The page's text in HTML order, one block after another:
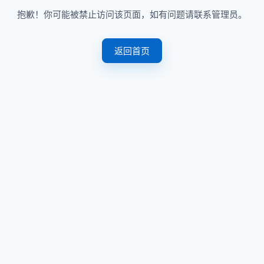
抱歉！你可能被禁止访问该页面，如有问题请联系管理员。
返回首页